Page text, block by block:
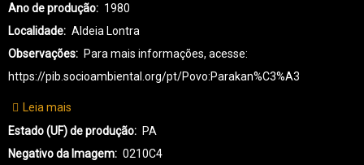
Ano de produção
1980
Localidade
Aldeia Lontra
Observações
Para mais informações, acesse:
https://pib.socioambiental.org/pt/Povo:Parakan%C3%A3
Leia mais
PK-
PARAKANÃ-0129
Estado (UF) de produção
PA
Negativo da Imagem
0210C4